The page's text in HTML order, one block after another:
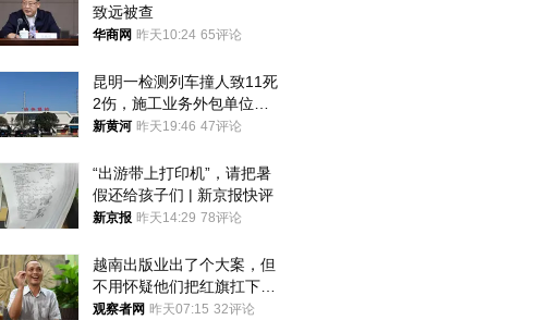
致远被查
华商网 昨天10:24 65评论
昆明一检测列车撞人致11死
2伤，施工业务外包单位被
罚1.5万元，国铁昆明局被
新黄河 昨天19:46 47评论
“出游带上打印机”，请把暑
假还给孩子们 | 新京报快评
新京报 昨天14:29 78评论
越南出版业出了个大案，但
不用怀疑他们把红旗扛下去
的决心
观察者网 昨天07:15 32评论